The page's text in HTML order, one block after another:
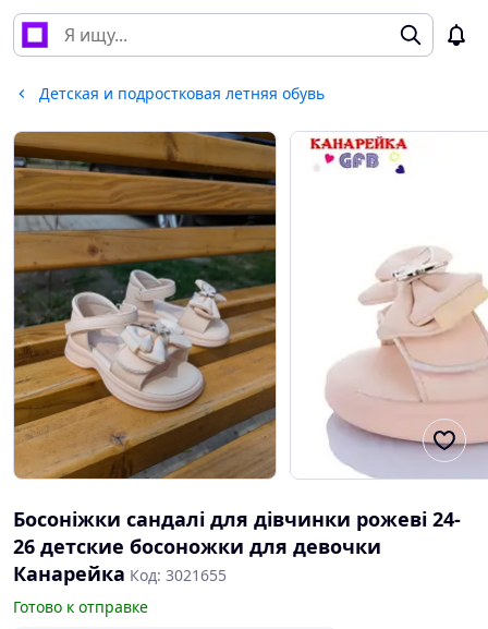
Детская и подростковая летняя обувь
Босоніжки сандалі для дівчинки рожеві 24-
26 детские босоножки для девочки
Канарейка Код: 3021655
Готово к отправке